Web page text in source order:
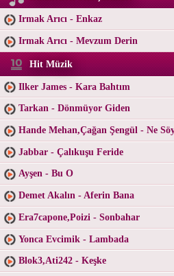
Irmak Arıcı - Enkaz
Irmak Arıcı - Mevzum Derin
Hit Müzik
Ilker James - Kara Bahtım
Tarkan - Dönmüyor Giden
Hande Mehan,Çağan Şengül - Ne
Jabbar - Çalıkuşu Feride
Ayşen - Bu O
Demet Akalın - Aferin Bana
Era7capone,Poizi - Sonbahar
Yonca Evcimik - Lambada
Blok3,Ati242 - Keşke